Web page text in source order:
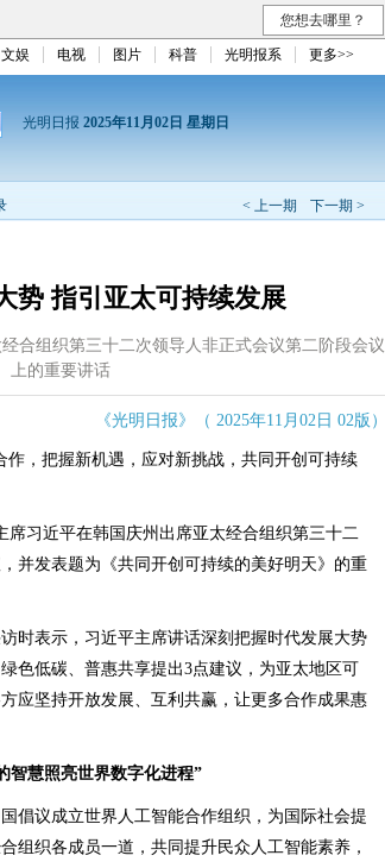
您想去哪里？
文娱 电视 图片 科普 光明报系 更多>>
光明日报 2025年11月02日 星期日
< 上一期 下一期 >
势 指引亚太可持续发展
合组织第三十二次领导人非正式会议第二阶段会议
上的重要讲话
《光明日报》（ 2025年11月02日 02版）
，把握新机遇，应对新挑战，共同开创可持续
习近平在韩国庆州出席亚太经合组织第三十二
并发表题为《共同开创可持续的美好明天》的重
表示，习近平主席讲话深刻把握时代发展大势
色低碳、普惠共享提出3点建议，为亚太地区可
应坚持开放发展、互利共赢，让更多合作成果惠
智慧照亮世界数字化进程”
议成立世界人工智能合作组织，为国际社会提
组织各成员一道，共同提升民众人工智能素养，